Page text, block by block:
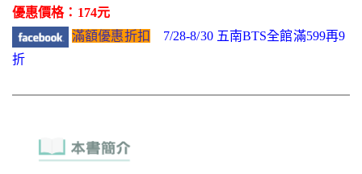
優惠價格：174元
滿額優惠折扣
7/28-8/30 五南BTS全館滿599再9
折